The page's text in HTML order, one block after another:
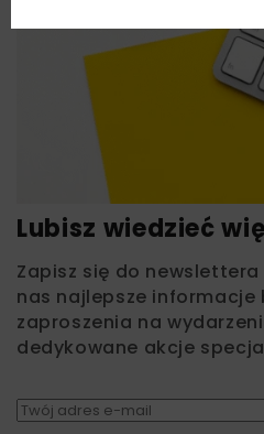
Lubisz wiedzieć
Zapisz się do
nas najlepsze informacje
zaproszenia na
dedykowane akcje